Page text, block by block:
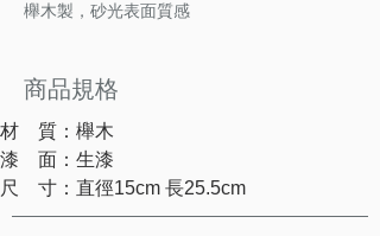
櫸木製，砂光表面質感
商品規格
材　質：櫸木
漆　面：生漆
尺　寸：直徑15cm 長25.5cm